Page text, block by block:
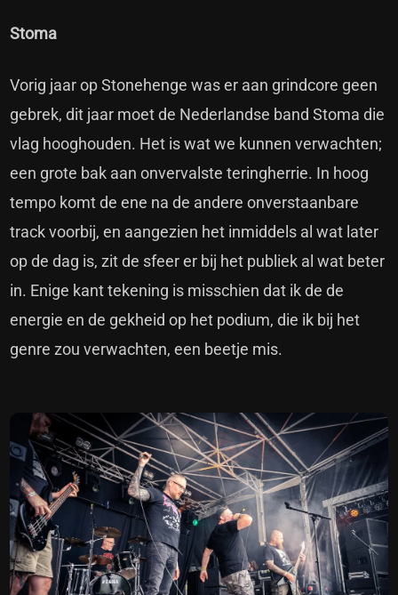
Stoma
Vorig jaar op Stonehenge was er aan grindcore geen
gebrek, dit jaar moet de Nederlandse band Stoma die
vlag hooghouden. Het is wat we kunnen verwachten;
een grote bak aan onvervalste teringherrie. In hoog
tempo komt de ene na de andere onverstaanbare
track voorbij, en aangezien het inmiddels al wat later
op de dag is, zit de sfeer er bij het publiek al wat beter
in. Enige kant tekening is misschien dat ik de de
energie en de gekheid op het podium, die ik bij het
genre zou verwachten, een beetje mis.